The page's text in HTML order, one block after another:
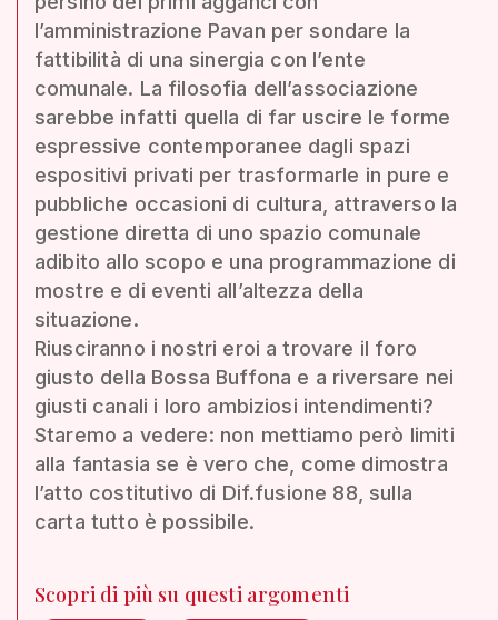
l’amministrazione Pavan per sondare la
fattibilità di una sinergia con l’ente
comunale. La filosofia dell’associazione
sarebbe infatti quella di far uscire le forme
espressive contemporanee dagli spazi
espositivi privati per trasformarle in pure e
pubbliche occasioni di cultura, attraverso la
gestione diretta di uno spazio comunale
adibito allo scopo e una programmazione di
mostre e di eventi all’altezza della
situazione.
Riusciranno i nostri eroi a trovare il foro
giusto della Bossa Buffona e a riversare nei
giusti canali i loro ambiziosi intendimenti?
Staremo a vedere: non mettiamo però limiti
alla fantasia se è vero che, come dimostra
l’atto costitutivo di Dif.fusione 88, sulla
carta tutto è possibile.
Scopri di più su questi argomenti